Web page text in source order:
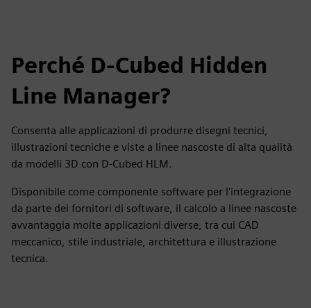
Perché D-Cubed Hidden
Line Manager?
Consenta alle applicazioni di produrre disegni tecnici,
illustrazioni tecniche e viste a linee nascoste di alta qualità
da modelli 3D con D-Cubed HLM.
Disponibile come componente software per l'integrazione
da parte dei fornitori di software, il calcolo a linee nascoste
avvantaggia molte applicazioni diverse, tra cui CAD
meccanico, stile industriale, architettura e illustrazione
tecnica.